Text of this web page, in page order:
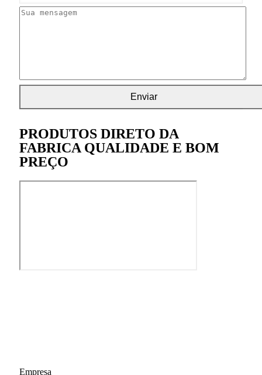
PRODUTOS DIRETO DA
FABRICA QUALIDADE E BOM
PREÇO
Empresa